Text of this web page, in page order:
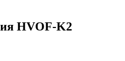
HVOF-K2